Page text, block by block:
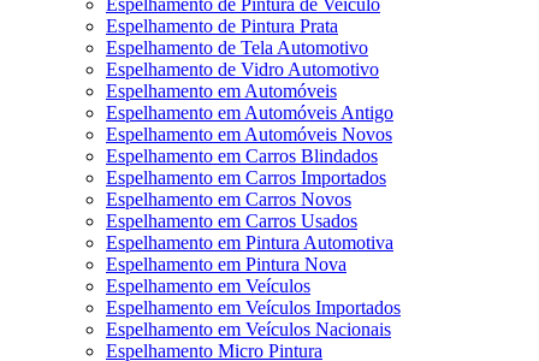
Espelhamento de Pintura Prata
Espelhamento de Tela Automotivo
Espelhamento de Vidro Automotivo
Espelhamento em Automóveis
Espelhamento em Automóveis Antigo
Espelhamento em Automóveis Novos
Espelhamento em Carros Blindados
Espelhamento em Carros Importados
Espelhamento em Carros Novos
Espelhamento em Carros Usados
Espelhamento em Pintura Automotiva
Espelhamento em Pintura Nova
Espelhamento em Veículos
Espelhamento em Veículos Importados
Espelhamento em Veículos Nacionais
Espelhamento Micro Pintura